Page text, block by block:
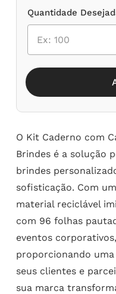
Quantidade
O Kit Caderno com
Brindes é a solução
brindes
sofisticação. Com
material reciclável
com 96 folhas
eventos
proporcionando
seus clientes e
sua marca